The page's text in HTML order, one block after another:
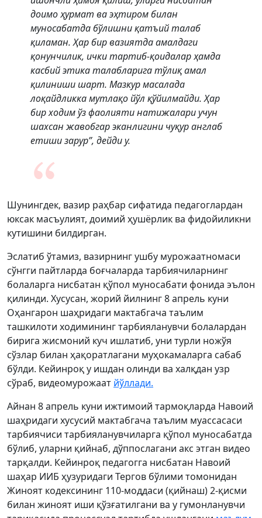
доимо ҳурмат ва эҳтиром билан
муносабатда бўлишни қатъий талаб
қиламан. Ҳар бир вазиятда амалдаги
қонунчилик, ички тартиб-қоидалар ҳамда
касбий этика талабларига тўлиқ амал
қилиниши шарт. Мазкур масалада
лоқайдликка мутлақо йўл қўйилмайди. Ҳар
бир ходим ўз фаолияти натижалари учун
шахсан жавобгар эканлигини чуқур англаб
етиши зарур”, дейди у.
Шунингдек, вазир раҳбар сифатида педагоглардан
юксак масъулият, доимий ҳушёрлик ва фидойиликни
кутишини билдирган.
Эслатиб ўтамиз, вазирнинг ушбу мурожаатномаси
сўнгги пайтларда боғчаларда тарбиячиларнинг
болаларга нисбатан қўпол муносабати фонида эълон
қилинди. Хусусан, жорий йилнинг 8 апрель куни
Оҳангарон шаҳридаги мактабгача таълим
ташкилоти ходимининг тарбияланувчи болалардан
бирига жисмоний куч ишлатиб, уни турли ножўя
сўзлар билан ҳақоратлагани муҳокамаларга сабаб
бўлди. Кейинроқ у ишдан олинди ва халқдан узр
сўраб, видеомурожаат йўллади.
Айнан 8 апрель куни ижтимоий тармоқларда Навоий
шаҳридаги хусусий мактабгача таълим муассасаси
тарбиячиси тарбияланувчиларга қўпол муносабатда
бўлиб, уларни қийнаб, дўппослагани акс этган видео
тарқалди. Кейинроқ педагогга нисбатан Навоий
шаҳар ИИБ ҳузуридаги Тергов бўлими томонидан
Жиноят кодексининг 110-моддаси (қийнаш) 2-қисми
билан жиноят иши қўзғатилгани ва у гумонланувчи